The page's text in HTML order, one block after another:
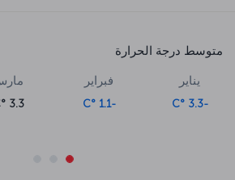
متوسط درجة الحرارة
يناير
-3.3 °C
فبراير
-1.1 °C
3.3 °C